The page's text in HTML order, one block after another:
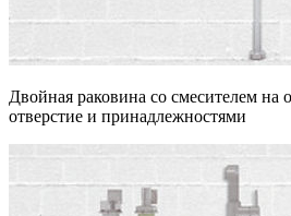
Двойная раковина со смесителем на
отверстие и принадлежностями